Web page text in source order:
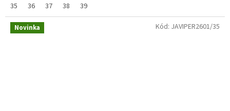
35
36 37 38 39
Novinka Kód: JAVIPER2601/35